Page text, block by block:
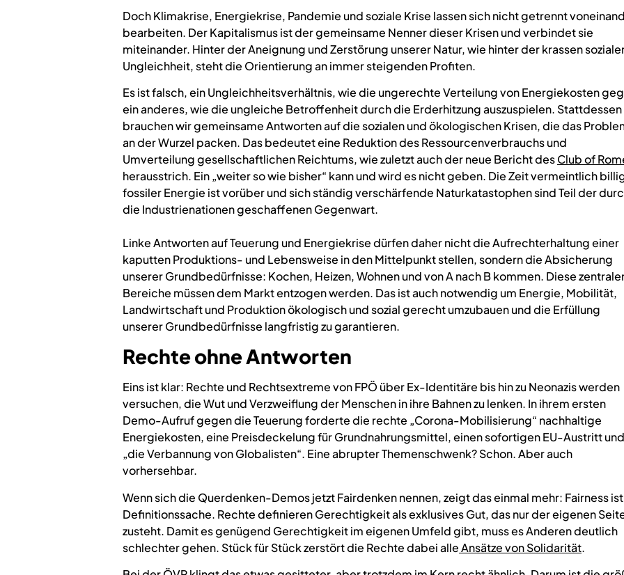
Doch Klimakrise, Energiekrise, Pandemie und soziale Krise lassen sich nicht getrennt
bearbeiten. Der Kapitalismus ist der gemeinsame Nenner dieser Krisen und verbindet sie
miteinander. Hinter der Aneignung und Zerstörung unserer Natur, wie hinter der krassen
Ungleichheit, steht die Orientierung an immer steigenden Profiten.
Es ist falsch, ein Ungleichheitsverhältnis, wie die ungerechte Verteilung von Energiekosten
ein anderes, wie die ungleiche Betroffenheit durch die Erderhitzung auszuspielen. Stattdessen
brauchen wir gemeinsame Antworten auf die sozialen und ökologischen Krisen, die das
an der Wurzel packen. Das bedeutet eine Reduktion des Ressourcenverbrauchs und
Umverteilung gesellschaftlichen Reichtums, wie zuletzt auch der neue Bericht desClub of
herausstrich. Ein „weiter so wie bisher“ kann und wird es nicht geben. Die Zeit vermeintlich
fossiler Energie ist vorüber und sich ständig verschärfende Naturkatastophen sind Teil der
die Industrienationen geschaffenen Gegenwart.
Linke Antworten auf Teuerung und Energiekrise dürfen daher nicht die Aufrechterhaltung einer
kaputten Produktions- und Lebensweise in den Mittelpunkt stellen, sondern die Absicherung
unserer Grundbedürfnisse: Kochen, Heizen, Wohnen und von A nach B kommen. Diese
Bereiche müssen dem Markt entzogen werden. Das ist auch notwendig um Energie, Mobilität,
Landwirtschaft und Produktion ökologisch und sozial gerecht umzubauen und die Erfüllung
unserer Grundbedürfnisse langfristig zu garantieren.
Rechte ohne Antworten
Eins ist klar: Rechte und Rechtsextreme von FPÖ über Ex-Identitäre bis hin zu Neonazis werden
versuchen, die Wut und Verzweiflung der Menschen in ihre Bahnen zu lenken. In ihrem ersten
Demo-Aufruf gegen die Teuerung forderte die rechte „Corona-Mobilisierung“ nachhaltige
Energiekosten, eine Preisdeckelung für Grundnahrungsmittel, einen sofortigen EU-Austritt und
„die Verbannung von Globalisten“. Eine abrupter Themenschwenk? Schon. Aber auch
vorhersehbar.
Wenn sich die Querdenken-Demos jetzt Fairdenken nennen, zeigt das einmal mehr: Fairness ist
Definitionssache. Rechte definieren Gerechtigkeit als exklusives Gut, das nur der eigenen
zusteht. Damit es genügend Gerechtigkeit im eigenen Umfeld gibt, muss es Anderen deutlich
schlechter gehen. Stück für Stück zerstört die Rechte dabei alleAnsätze von Solidarität.